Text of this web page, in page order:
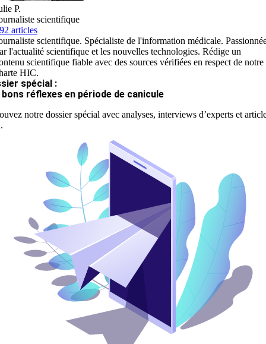
P.
scientifique
articles
scientifique. Spécialiste de l'information médicale.
l'actualité scientifique et les nouvelles technologies. Rédige un
scientifique fiable avec des sources vérifiées en respect de notre
HIC.
spécial :
bons réflexes en période de canicule
notre dossier spécial avec analyses, interviews d’experts et